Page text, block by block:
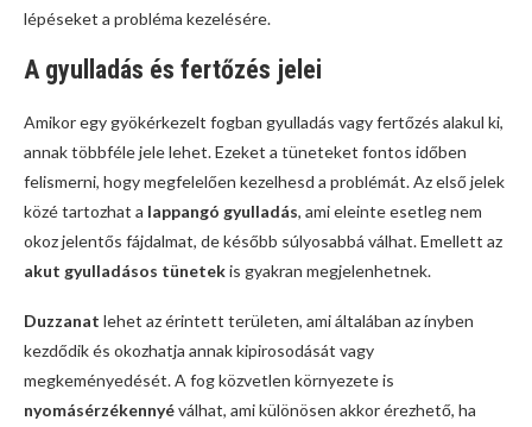
lépéseket a probléma kezelésére.
A gyulladás és fertőzés jelei
Amikor egy gyökérkezelt fogban gyulladás vagy fertőzés alakul ki,
annak többféle jele lehet. Ezeket a tüneteket fontos időben
felismerni, hogy megfelelően kezelhesd a problémát. Az első jelek
közé tartozhat a lappangó gyulladás, ami eleinte esetleg nem
okoz jelentős fájdalmat, de később súlyosabbá válhat. Emellett az
akut gyulladásos tünetekis gyakran megjelenhetnek.
Duzzanat lehet az érintett területen, ami általában az ínyben
kezdődik és okozhatja annak kipirosodását vagy
megkeményedését. A fog közvetlen környezete is
nyomásérzékennyéválhat, ami különösen akkor érezhető, ha